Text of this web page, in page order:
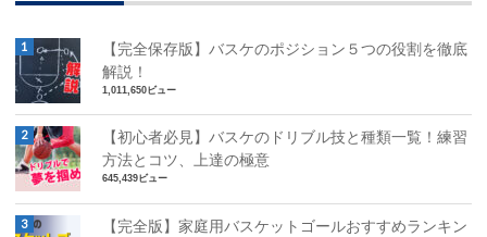
【完全保存版】バスケのポジション５つの役割を徹底
解説！
1,011,650ビュー
【初心者必見】バスケのドリブル技と種類一覧！練習
方法とコツ、上達の極意
645,439ビュー
【完全版】家庭用バスケットゴールおすすめランキン